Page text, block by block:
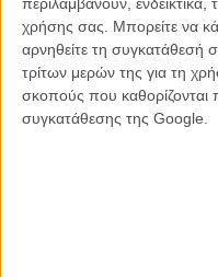
χρήσης σας. Μπορείτε να
αρνηθείτε τη συγκατάθεσή
τρίτων μερών της για τη
σκοπούς που καθορίζονται
συγκατάθεσης της Google.
Βιμ Βέντερς
Συνέντευξη